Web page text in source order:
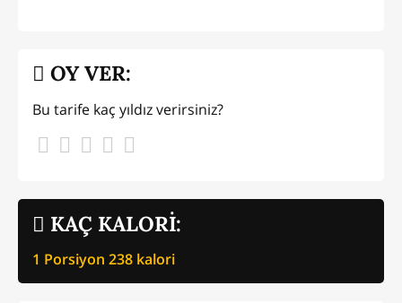
KAÇ KALORİ:
1 Porsiyon 238 kalori
OY VER:
Bu tarife kaç yıldız verirsiniz?